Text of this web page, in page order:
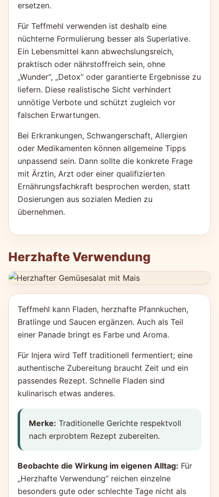
ersetzen.
Für Teffmehl verwenden ist deshalb eine
nüchterne Formulierung besser als Superlative.
Ein Lebensmittel kann abwechslungsreich,
praktisch oder nährstoffreich sein, ohne
„Wunder“, „Detox“ oder garantierte Ergebnisse zu
liefern. Diese realistische Sicht verhindert
unnötige Verbote und schützt zugleich vor
falschen Erwartungen.
Bei Erkrankungen, Schwangerschaft, Allergien
oder Medikamenten können allgemeine Tipps
unpassend sein. Dann sollte die konkrete Frage
mit Ärztin, Arzt oder einer qualifizierten
Ernährungsfachkraft besprochen werden, statt
Dosierungen aus sozialen Medien zu
übernehmen.
Herzhafte Verwendung
Teffmehl kann Fladen, herzhafte Pfannkuchen,
Bratlinge und Saucen ergänzen. Auch als Teil
einer Panade bringt es Farbe und Aroma.
Für Injera wird Teff traditionell fermentiert; eine
authentische Zubereitung braucht Zeit und ein
passendes Rezept. Schnelle Fladen sind
kulinarisch etwas anderes.
Merke: Traditionelle Gerichte respektvoll
nach erprobtem Rezept zubereiten.
Beobachte die Wirkung im eigenen Alltag: Für
„Herzhafte Verwendung“ reichen einzelne
besonders gute oder schlechte Tage nicht als